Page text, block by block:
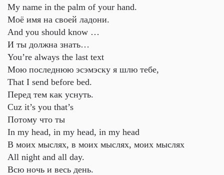
My name in the palm of your hand.
Моё имя на своей ладони.
And you should know …
И ты должна знать…
You’re always the last text
Мою последнюю эсэмэску я шлю тебе,
That I send before bed.
Перед тем как уснуть.
Cuz it’s you that’s
Потому что ты
In my head, in my head, in my head
В моих мыслях, в моих мыслях, моих мыслях
All night and all day.
Всю ночь и весь день.